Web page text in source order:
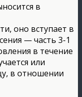
в
оно вступает в
— часть 3-1
в течение
или
в отношении